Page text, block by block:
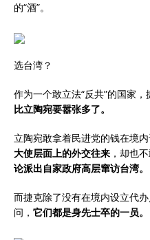
的“酒”。
选台湾？
作为一个敢立法“反共”的国家
比立陶宛要嚣张多了。
立陶宛敢拿着民进党的钱在境内
大使层面上的外交往来 ，却也
论派出自家政府高层窜访台湾。
而捷克除了没有在境内设立代
问， 它们都是身先士卒的一员。